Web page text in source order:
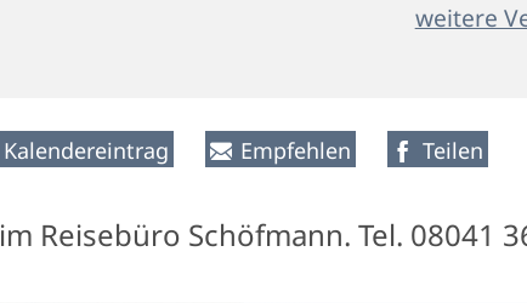
weitere
Kalendereintrag Empfehlen Teilen
Reisebüro Schöfmann. Tel. 08041